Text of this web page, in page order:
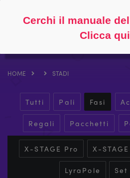
HOME STADI
Tutti Pali Fasi
Regali Pacchetti
X-STAGE Pro X-
LyraPole
Cerchi il manuale
Clicca qui